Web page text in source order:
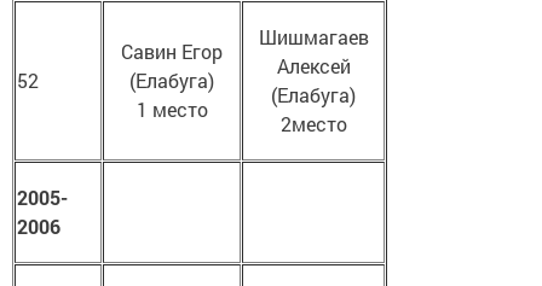
52
Савин Егор
(Елабуга)
1 место
Шишмагаев
Алексей
(Елабуга)
2место
2005-
2006